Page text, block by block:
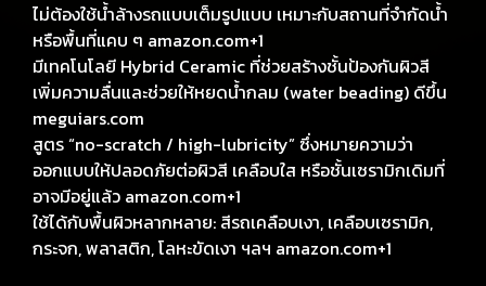
ไม่ต้องใช้น้ำล้างรถแบบเต็มรูปแบบ เหมาะกับสถานที่จำกัดน้ำ
หรือพื้นที่แคบ ๆ amazon.com+1
มีเทคโนโลยี Hybrid Ceramic ที่ช่วยสร้างชั้นป้องกันผิวสี
เพิ่มความลื่นและช่วยให้หยดน้ำกลม (water beading) ดีขึ้น
meguiars.com
สูตร “no-scratch / high-lubricity” ซึ่งหมายความว่า
ออกแบบให้ปลอดภัยต่อผิวสี เคลือบใส หรือชั้นเซรามิกเดิมที่
อาจมีอยู่แล้ว amazon.com+1
ใช้ได้กับพื้นผิวหลากหลาย: สีรถเคลือบเงา, เคลือบเซรามิก,
กระจก, พลาสติก, โลหะขัดเงา ฯลฯ amazon.com+1